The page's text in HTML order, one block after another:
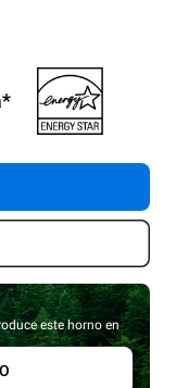
este horno en